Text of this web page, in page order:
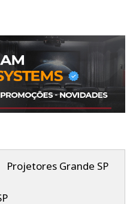
Projetores Grande SP